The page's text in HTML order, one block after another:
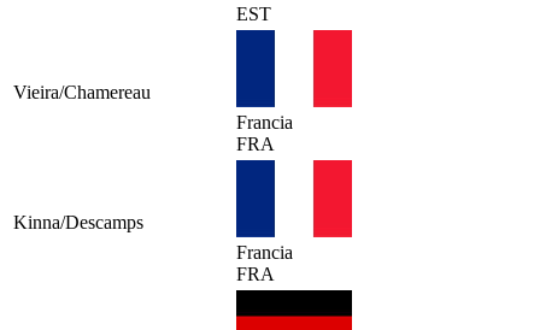
EST
Vieira/Chamereau
Francia
FRA
Kinna/Descamps
Francia
FRA